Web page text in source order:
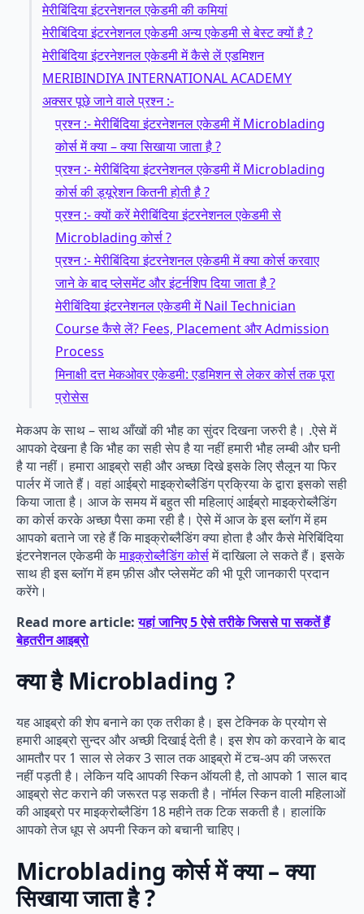
मेरीबिंदिया इंटरनेशनल एकेडमी की कमियां
मेरीबिंदिया इंटरनेशनल एकेडमी अन्य एकेडमी से बेस्ट क्यों है ?
मेरीबिंदिया इंटरनेशनल एकेडमी में कैसे लें एडमिशन
MERIBINDIYA INTERNATIONAL ACADEMY
अक्सर पूछे जाने वाले प्रश्न :-
प्रश्न :- मेरीबिंदिया इंटरनेशनल एकेडमी में Microblading
कोर्स में क्या – क्या सिखाया जाता है ?
प्रश्न :- मेरीबिंदिया इंटरनेशनल एकेडमी में Microblading
कोर्स की ड्यूरेशन कितनी होती है ?
प्रश्न :- क्यों करें मेरीबिंदिया इंटरनेशनल एकेडमी से
Microblading कोर्स ?
प्रश्न :- मेरीबिंदिया इंटरनेशनल एकेडमी में क्या कोर्स करवाए
जाने के बाद प्लेसमेंट और इंटर्नशिप दिया जाता है ?
मेरीबिंदिया इंटरनेशनल एकेडमी में Nail Technician
Course कैसे लें? Fees, Placement और Admission
Process
मिनाक्षी दत्त मेकओवर एकेडमी: एडमिशन से लेकर कोर्स तक पूरा
प्रोसेस
मेकअप के साथ – साथ आँखों की भौह का सुंदर दिखना जरुरी है। .ऐसे में
आपको देखना है कि भौह का सही सेप है या नहीं हमारी भौह लम्बी और घनी
है या नहीं। हमारा आइब्रो सही और अच्छा दिखे इसके लिए सैलून या फिर
पार्लर में जाते हैं। वहां आईब्रो माइक्रोब्लैडिंग प्रक्रिया के द्वारा इसको सही
किया जाता है। आज के समय में बहुत सी महिलाएं आईब्रो माइक्रोब्लैडिंग
का कोर्स करके अच्छा पैसा कमा रही है। ऐसे में आज के इस ब्लॉग में हम
आपको बताने जा रहे हैं कि माइक्रोब्लैडिंग क्या होता है और कैसे मेरिबिंदिया
इंटरनेशनल एकेडमी केमाइक्रोब्लैडिंग कोर्समें दाखिला ले सकते हैं। इसके
साथ ही इस ब्लॉग में हम फ़ीस और प्लेसमेंट की भी पूरी जानकारी प्रदान
करेंगे।
Read more article:यहां जानिए 5 ऐसे तरीके जिससे पा सकतें हैं
बेहतरीन आइब्रो
क्या है Microblading ?
यह आइब्रो की शेप बनाने का एक तरीका है। इस टेक्निक के प्रयोग से
हमारी आइब्रो सुन्दर और अच्छी दिखाई देती है। इस शेप को करवाने के बाद
आमतौर पर 1 साल से लेकर 3 साल तक आइब्रो में टच-अप की जरूरत
नहीं पड़ती है। लेकिन यदि आपकी स्किन ऑयली है, तो आपको 1 साल बाद
आइब्रो सेट कराने की जरूरत पड़ सकती है। नॉर्मल स्किन वाली महिलाओं
की आइब्रो पर माइक्रोब्लैडिंग 18 महीने तक टिक सकती है। हालांकि
आपको तेज धूप से अपनी स्किन को बचानी चाहिए।
Microblading कोर्स में क्या – क्या
सिखाया जाता है ?